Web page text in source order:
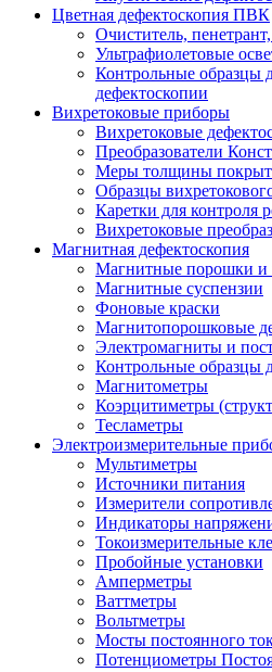
Цветная дефектоскопия ПВК
Очиститель,
Ультрафиолетовые
Контрольные образцы
дефектоскопии
Вихретоковые приборы
Вихретоковые
Преобразователи
Меры толщины
Образцы
Каретки для контроля
Вихретоковые
Магнитная дефектоскопия
Магнитные порошки и
Магнитные суспензии
Фоновые краски
Магнитопорошковые
Электромагниты и
Контрольные
Магнитометры
Коэрцитиметры
Тесламетры
Электроизмерительные
Мультиметры
Источники питания
Измерители
Индикаторы
Токоизмерительные
Пробойные установки
Амперметры
Ваттметры
Вольтметры
Мосты постоянного
Потенциометры